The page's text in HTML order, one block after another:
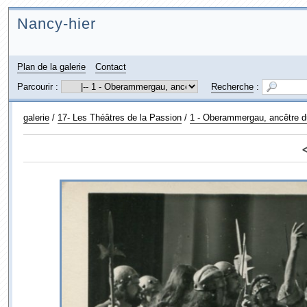
Nancy-hier
Plan de la galerie
Contact
Parcourir :
Recherche:
galerie/ 17- Les Théâtres de la Passion/ 1 - Oberammergau, ancêtre